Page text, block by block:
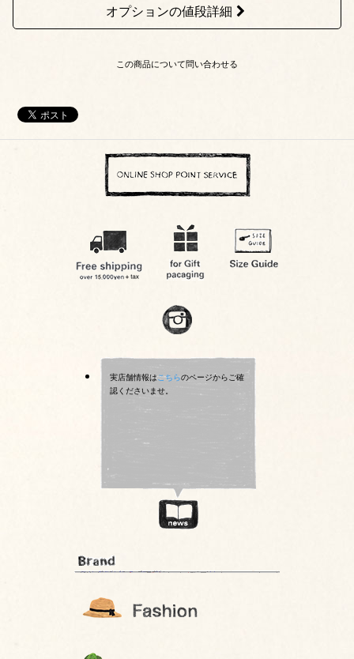
オプションの値段詳細
この商品について問い合わせる
実店舗情報はこちらのページからご確
認くださいませ。